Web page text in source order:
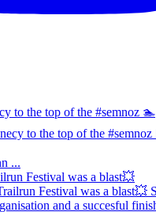
to the top of the #semnoz 🏊‍
Festival was a blast💥